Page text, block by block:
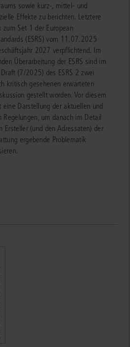
sowie kurz-, mittel- und
Effekte zu berichten. Letztere
Set 1 der European
(ESRS) vom 11.07.2025
2027 verpflichtend. Im
Überarbeitung der ESRS sind im
(7/2025) des ESRS 2 zwei
kritisch gesehenen erwarteten
gestellt worden. Vor diesem
Darstellung der aktuellen und
Regelungen, um danach im Detail
Ersteller (und den Adressaten) der
ergebende Problematik